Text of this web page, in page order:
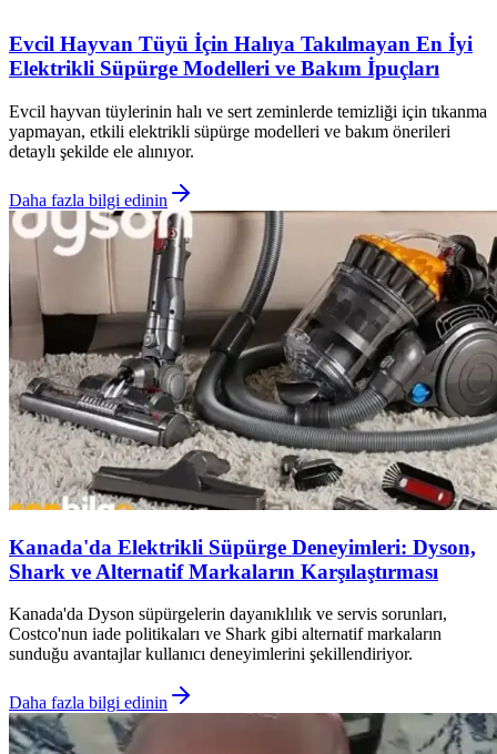
Evcil Hayvan Tüyü İçin Halıya Takılmayan En İyi
Elektrikli Süpürge Modelleri ve Bakım İpuçları
Evcil hayvan tüylerinin halı ve sert zeminlerde temizliği için tıkanma
yapmayan, etkili elektrikli süpürge modelleri ve bakım önerileri
detaylı şekilde ele alınıyor.
Daha fazla bilgi edinin
Kanada'da Elektrikli Süpürge Deneyimleri: Dyson,
Shark ve Alternatif Markaların Karşılaştırması
Kanada'da Dyson süpürgelerin dayanıklılık ve servis sorunları,
Costco'nun iade politikaları ve Shark gibi alternatif markaların
sunduğu avantajlar kullanıcı deneyimlerini şekillendiriyor.
Daha fazla bilgi edinin